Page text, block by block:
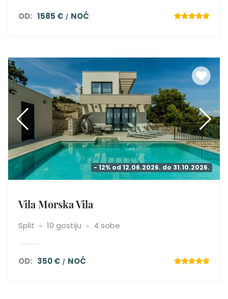
OD: 1585 € NOĆ
- 12% od 12.06.2026. do 31.10.2026.
Vila Morska Vila
Split 10 gostiju 4 sobe
OD: 350 € NOĆ